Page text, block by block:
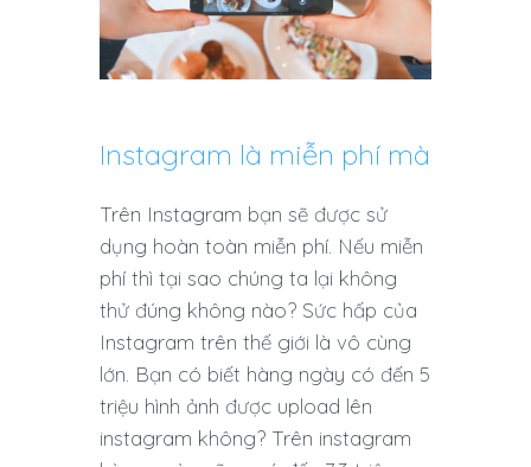
Instagram là miễn phí mà
Trên Instagram bạn sẽ được sử
dụng hoàn toàn miễn phí. Nếu miễn
phí thì tại sao chúng ta lại không
thử đúng không nào? Sức hấp của
Instagram trên thế giới là vô cùng
lớn. Bạn có biết hàng ngày có đến 5
triệu hình ảnh được upload lên
instagram không? Trên instagram